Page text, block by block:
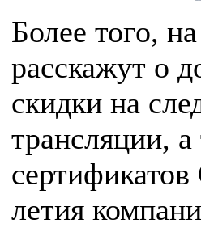
Более того,
расскажут о
скидки на
трансляции,
летия